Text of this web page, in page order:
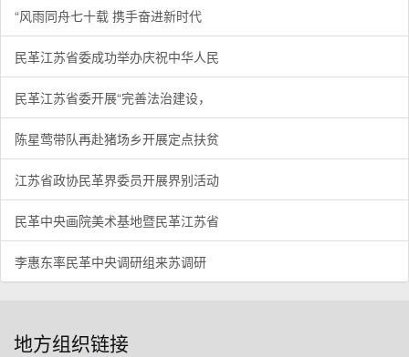
“风雨同舟七十载 携手奋进新时代
民革江苏省委成功举办庆祝中华人民
民革江苏省委开展“完善法治建设，
陈星莺带队再赴猪场乡开展定点扶贫
江苏省政协民革界委员开展界别活动
民革中央画院美术基地暨民革江苏省
李惠东率民革中央调研组来苏调研
地方组织链接